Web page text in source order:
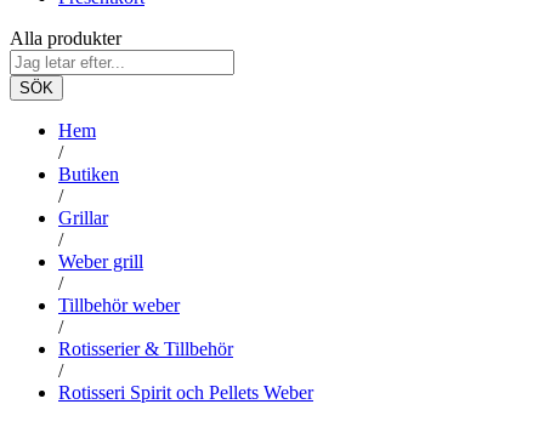
Alla produkter
SÖK
Hem
/
Butiken
/
Grillar
/
Weber grill
/
Tillbehör weber
/
Rotisserier & Tillbehör
/
Rotisseri Spirit och Pellets Weber